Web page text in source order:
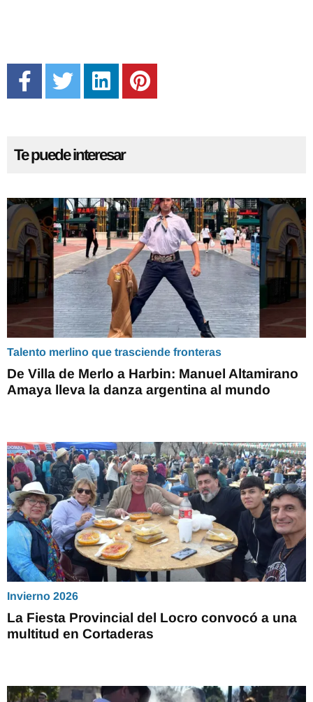
Te puede interesar
Talento merlino que trasciende fronteras
De Villa de Merlo a Harbin: Manuel Altamirano
Amaya lleva la danza argentina al mundo
Invierno 2026
La Fiesta Provincial del Locro convocó a una
multitud en Cortaderas